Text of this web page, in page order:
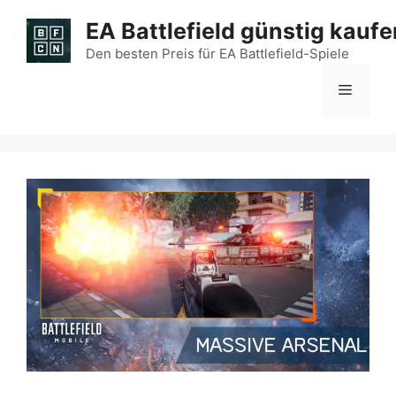
Inhalt
springen
EA Battlefield günstig
Den besten Preis für EA Battlefield-Spiele
Menü